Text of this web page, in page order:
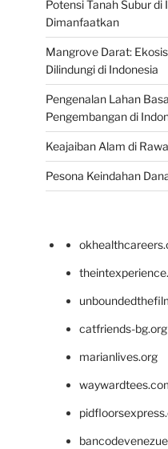
Potensi Tanah Subur di
Dimanfaatkan
Mangrove Darat:
Dilindungi di Indonesia
Pengenalan Lahan
Pengembangan di
Keajaiban Alam di
Pesona Keindahan
catfriends-bg.org
marianlives.org